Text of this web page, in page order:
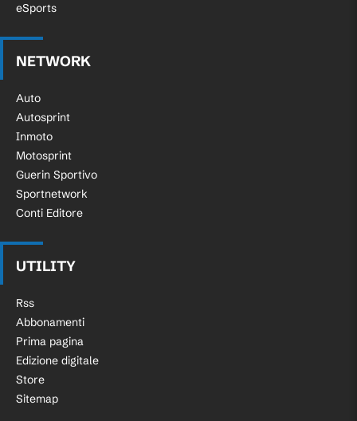
eSports
NETWORK
Auto
Autosprint
Inmoto
Motosprint
Guerin Sportivo
Sportnetwork
Conti Editore
UTILITY
Rss
Abbonamenti
Prima pagina
Edizione digitale
Store
Sitemap